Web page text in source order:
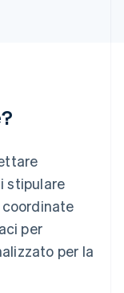
stipulare
per
per la